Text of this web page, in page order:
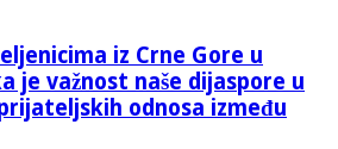
iz Crne Gore u
je važnost naše dijaspore u
odnosa između